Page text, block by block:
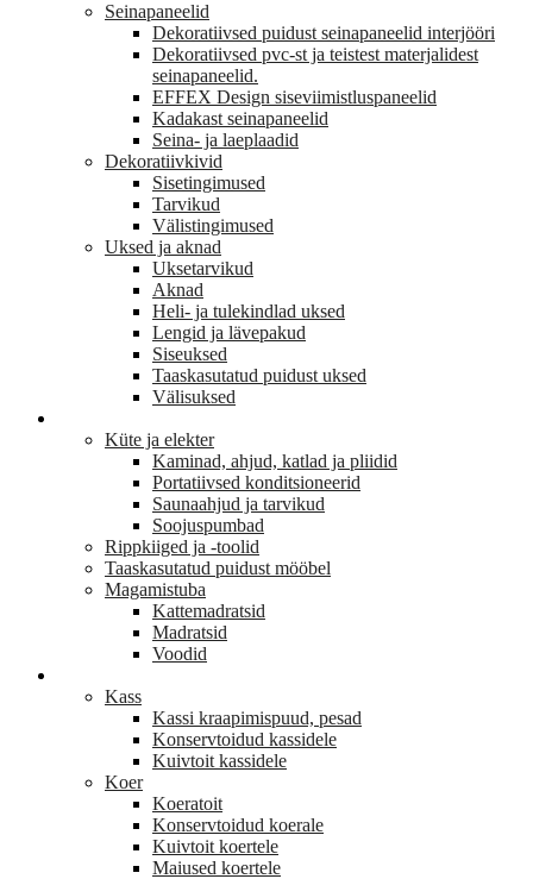
Seinapaneelid
Dekoratiivsed puidust seinapaneelid interjööri
Dekoratiivsed pvc-st ja teistest materjalidest
seinapaneelid.
EFFEX Design siseviimistluspaneelid
Kadakast seinapaneelid
Seina- ja laeplaadid
Dekoratiivkivid
Sisetingimused
Tarvikud
Välistingimused
Uksed ja aknad
Uksetarvikud
Aknad
Heli- ja tulekindlad uksed
Lengid ja lävepakud
Siseuksed
Taaskasutatud puidust uksed
Välisuksed
Küte ja elekter
Kaminad, ahjud, katlad ja pliidid
Portatiivsed konditsioneerid
Saunaahjud ja tarvikud
Soojuspumbad
Rippkiiged ja -toolid
Taaskasutatud puidust mööbel
Magamistuba
Kattemadratsid
Madratsid
Voodid
Kass
Kassi kraapimispuud, pesad
Konservtoidud kassidele
Kuivtoit kassidele
Koer
Koeratoit
Konservtoidud koerale
Kuivtoit koertele
Maiused koertele